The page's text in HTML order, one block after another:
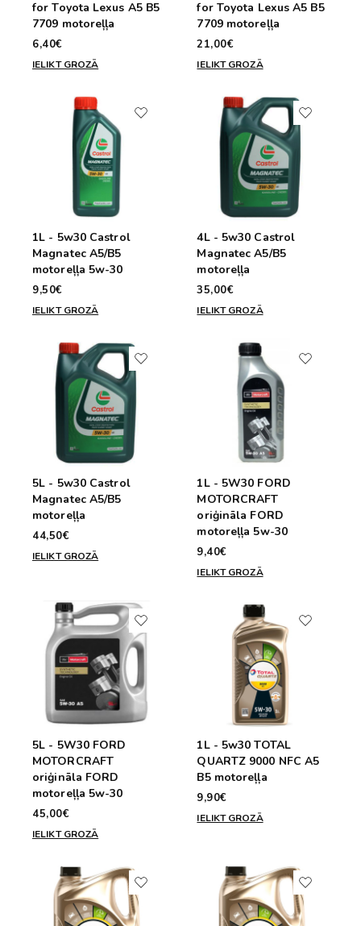
for Toyota Lexus A5 B5
7709 motoreļļa
6,40€
IELIKT GROZĀ
for Toyota Lexus A5 B5
7709 motoreļļa
21,00€
IELIKT GROZĀ
1L - 5w30 Castrol
Magnatec A5/B5
motoreļļa 5w-30
9,50€
IELIKT GROZĀ
4L - 5w30 Castrol
Magnatec A5/B5
motoreļļa
35,00€
IELIKT GROZĀ
5L - 5w30 Castrol
Magnatec A5/B5
motoreļļa
44,50€
IELIKT GROZĀ
1L - 5W30 FORD
MOTORCRAFT
oriģināla FORD
motoreļļa 5w-30
9,40€
IELIKT GROZĀ
5L - 5W30 FORD
MOTORCRAFT
oriģināla FORD
motoreļļa 5w-30
45,00€
IELIKT GROZĀ
1L - 5w30 TOTAL
QUARTZ 9000 NFC A5
B5 motoreļļa
9,90€
IELIKT GROZĀ